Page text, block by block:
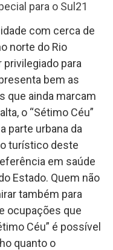
para o Sul21
com cerca de
norte do Rio
privilegiado para
bem as
que ainda marcam
o “Sétimo Céu”
parte urbana da
turístico deste
em saúde
Estado. Quem não
também para
ocupações que
Céu” é possível
quanto o